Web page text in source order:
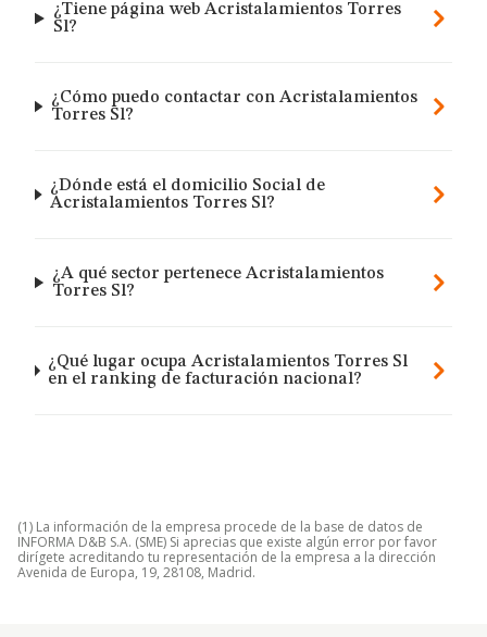
¿Tiene página web Acristalamientos Torres
Sl?
¿Cómo puedo contactar con Acristalamientos
Torres Sl?
¿Dónde está el domicilio Social de
Acristalamientos Torres Sl?
¿A qué sector pertenece Acristalamientos
Torres Sl?
¿Qué lugar ocupa Acristalamientos Torres Sl
en el ranking de facturación nacional?
(1) La información de la empresa procede de la base de datos de
INFORMA D&B S.A. (SME) Si aprecias que existe algún error por favor
dirígete acreditando tu representación de la empresa a la dirección
Avenida de Europa, 19, 28108, Madrid.